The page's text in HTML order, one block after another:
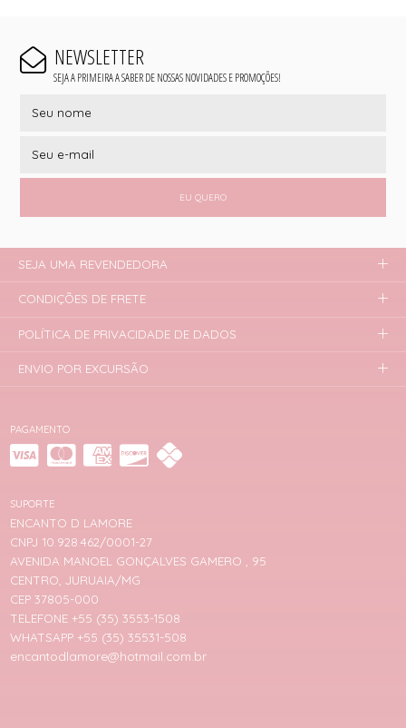
NEWSLETTER
SEJA A PRIMEIRA A SABER DE NOSSAS NOVIDADES E PROMOÇÕES!
EU QUERO
PAGAMENTO
SUPORTE
ENCANTO D LAMORE
CNPJ 10.928.462/0001-27
AVENIDA MANOEL GONÇALVES GAMERO , 95
CENTRO, JURUAIA/MG
CEP 37805-000
TELEFONE +55 (35) 3553-1508
WHATSAPP +55 (35) 35531-508
encantodlamore@hotmail.com.br
SEJA UMA REVENDEDORA
CONDIÇÕES DE FRETE
POLÍTICA DE PRIVACIDADE DE DADOS
ENVIO POR EXCURSÃO